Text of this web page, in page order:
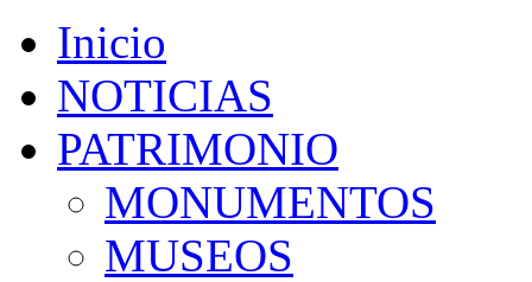
Inicio
NOTICIAS
PATRIMONIO
MONUMENTOS
MUSEOS